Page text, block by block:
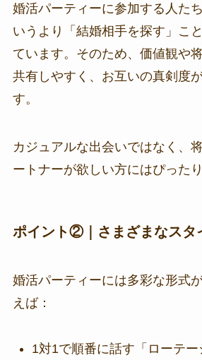
婚活パーティーに参加する人た
いうより「結婚相手を探す」こ
ています。そのため、価値観や
共有しやすく、お互いの真剣度
す。
カジュアルな出会いではなく、
ートナーが欲しい方にはぴったり
ポイント②｜さまざまなスタ
婚活パーティーには多彩な形式
えば：
1対1で順番に話す「ローテー